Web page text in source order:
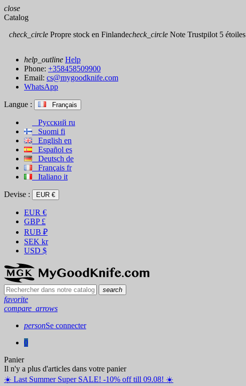
close
Catalog
check_circle Propre stock en Finlandecheck_circle Note Trustpilot 5 étoiles
help_outline Help
Phone: +358458509900
Email: cs@mygoodknife.com
WhatsApp
Langue : Français
Русский ru
Suomi fi
English en
Español es
Deutsch de
Français fr
Italiano it
Devise : EUR €
EUR €
GBP £
RUB ₽
SEK kr
USD $
search
favorite
compare_arrows
personSe connecter
0
Panier
Il n'y a plus d'articles dans votre panier
☀️ ️Last Summer Super SALE! -10% off till 09.08! ☀️